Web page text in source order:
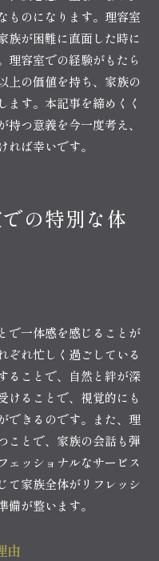
ものになります。理容室
族が困難に直面した時に
理容室での経験がもたら
上の価値を持ち、家族の
ます。本記事を締めくく
つ意義を今一度考え、
ば幸いです。
の特別な体
で一体感を感じることが
ぞれ忙しく過ごしている
ることで、自然と絆が深
けることで、視覚的にも
できるのです。また、理
ことで、家族の会話も弾
ェッショナルなサービス
て家族全体がリフレッシ
が整います。
由